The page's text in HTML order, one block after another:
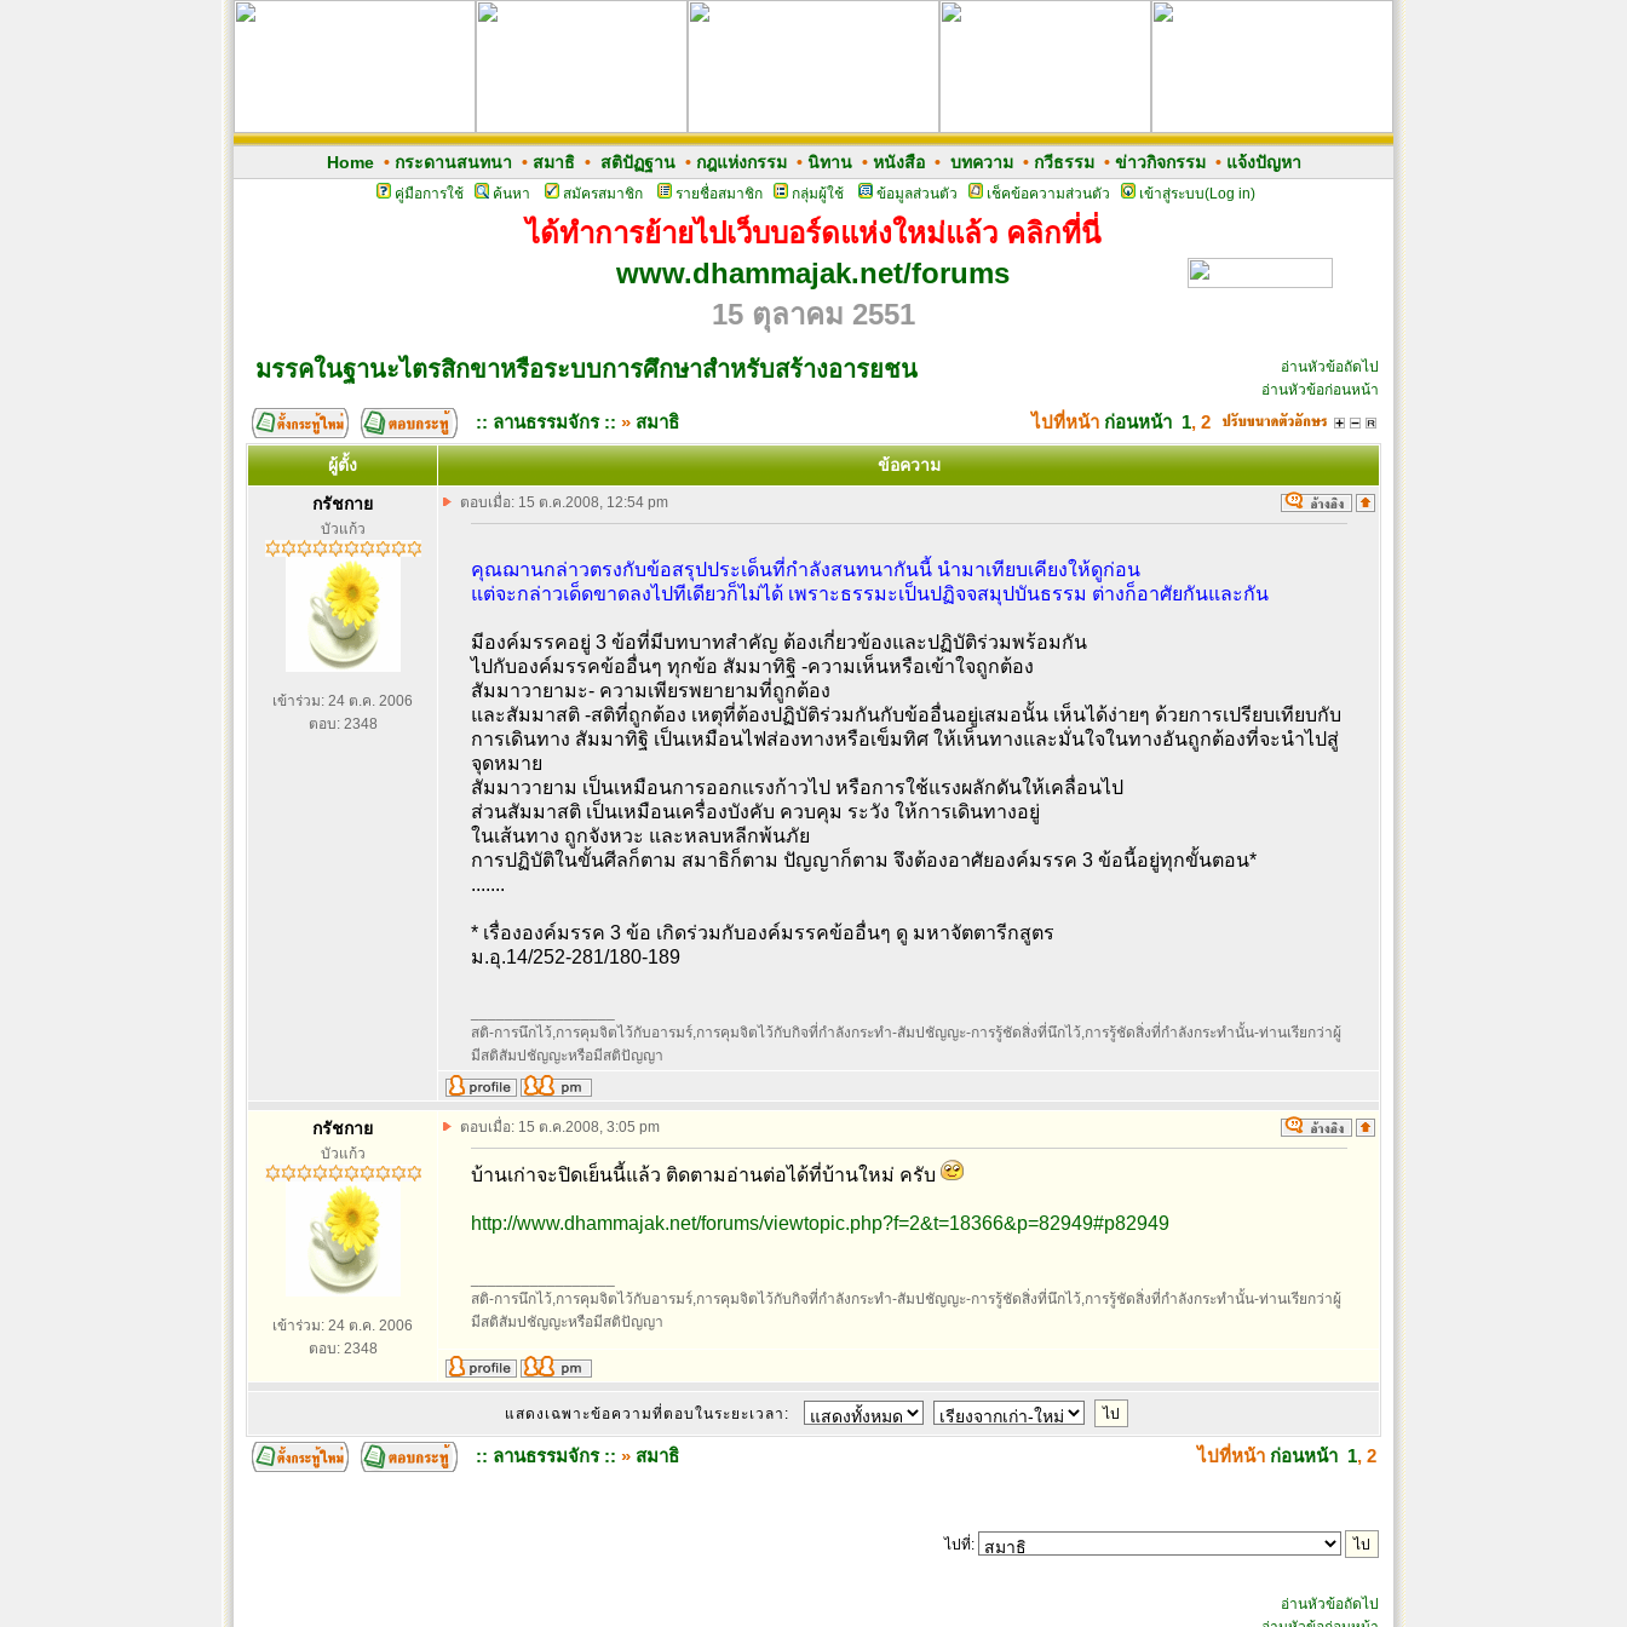
Home• กระดานสนทนา • สมาธิ• สติปัฏฐาน• กฎแห่งกรรม• นิทาน• หนังสือ• บทความ• กวีธรรม• ข่าวกิจกรรม• แจ้งปัญหา
คู่มือการใช้ ค้นหา สมัครสมาชิก รายชื่อสมาชิก กลุ่มผู้ใช้ ข้อมูลส่วนตัว เช็คข้อความส่วนตัว เข้าสู่ระบบ(Log in)
ได้ทำการย้ายไปเว็บบอร์ดแห่งใหม่แล้ว คลิกที่นี่
www.dhammajak.net/forums
15 ตุลาคม 2551
มรรคในฐานะไตรสิกขาหรือระบบการศึกษาสำหรับสร้างอารยชน
อ่านหัวข้อถัดไป
อ่านหัวข้อก่อนหน้า
:: ลานธรรมจักร :: » สมาธิ ไปที่หน้า ก่อนหน้า 1, 2
ผู้ตั้ง
ข้อความ
กรัชกาย
บัวแก้ว
เข้าร่วม: 24 ต.ค. 2006
ตอบ: 2348
ตอบเมื่อ: 15 ต.ค.2008, 12:54 pm
คุณฌานกล่าวตรงกับข้อสรุปประเด็นที่กำลังสนทนากันนี้ นำมาเทียบเคียงให้ดูก่อน
แต่จะกล่าวเด็ดขาดลงไปทีเดียวก็ไม่ได้ เพราะธรรมะเป็นปฏิจจสมุปบันธรรม ต่างก็อาศัยกันและกัน
มีองค์มรรคอยู่ 3 ข้อที่มีบทบาทสำคัญ ต้องเกี่ยวข้องและปฏิบัติร่วมพร้อมกัน
ไปกับองค์มรรคข้ออื่นๆ ทุกข้อ สัมมาทิฐิ -ความเห็นหรือเข้าใจถูกต้อง
สัมมาวายามะ- ความเพียรพยายามที่ถูกต้อง
และสัมมาสติ -สติที่ถูกต้อง เหตุที่ต้องปฏิบัติร่วมกันกับข้ออื่นอยู่เสมอนั้น เห็นได้ง่ายๆ ด้วยการเปรียบเทียบกับ
การเดินทาง สัมมาทิฐิ เป็นเหมือนไฟส่องทางหรือเข็มทิศ ให้เห็นทางและมั่นใจในทางอันถูกต้องที่จะนำไปสู่
จุดหมาย
สัมมาวายาม เป็นเหมือนการออกแรงก้าวไป หรือการใช้แรงผลักดันให้เคลื่อนไป
ส่วนสัมมาสติ เป็นเหมือนเครื่องบังคับ ควบคุม ระวัง ให้การเดินทางอยู่
ในเส้นทาง ถูกจังหวะ และหลบหลีกพ้นภัย
การปฏิบัติในขั้นศีลก็ตาม สมาธิก็ตาม ปัญญาก็ตาม จึงต้องอาศัยองค์มรรค 3 ข้อนี้อยู่ทุกขั้นตอน*
.......
* เรื่ององค์มรรค 3 ข้อ เกิดร่วมกับองค์มรรคข้ออื่นๆ ดู มหาจัตตารีกสูตร
ม.อุ.14/252-281/180-189
สติ-การนึกไว้,การคุมจิตไว้กับอารมร์,การคุมจิตไว้กับกิจที่กำลังกระทำ-สัมปชัญญะ-การรู้ชัดสิ่งที่นึกไว้,การรู้ชัดสิ่งที่กำลังกระทำนั้น-ท่านเรียกว่าผู้
มีสติสัมปชัญญะหรือมีสติปัญญา
กรัชกาย
บัวแก้ว
เข้าร่วม: 24 ต.ค. 2006
ตอบ: 2348
ตอบเมื่อ: 15 ต.ค.2008, 3:05 pm
บ้านเก่าจะปิดเย็นนี้แล้ว ติดตามอ่านต่อได้ที่บ้านใหม่ ครับ
http://www.dhammajak.net/forums/viewtopic.php?f=2&t=18366&p=82949#p82949
สติ-การนึกไว้,การคุมจิตไว้กับอารมร์,การคุมจิตไว้กับกิจที่กำลังกระทำ-สัมปชัญญะ-การรู้ชัดสิ่งที่นึกไว้,การรู้ชัดสิ่งที่กำลังกระทำนั้น-ท่านเรียกว่าผู้
มีสติสัมปชัญญะหรือมีสติปัญญา
แสดงเฉพาะข้อความที่ตอบในระยะเวลา:
:: ลานธรรมจักร :: » สมาธิ ไปที่หน้า ก่อนหน้า 1, 2
ไปที่:
อ่านหัวข้อถัดไป